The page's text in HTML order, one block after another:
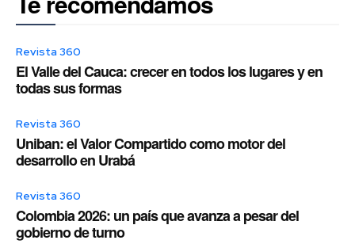
Revista 360
El Valle del Cauca: crecer en todos los lugares y en
todas sus formas
Revista 360
Uniban: el Valor Compartido como motor del
desarrollo en Urabá
Revista 360
Colombia 2026: un país que avanza a pesar del
gobierno de turno